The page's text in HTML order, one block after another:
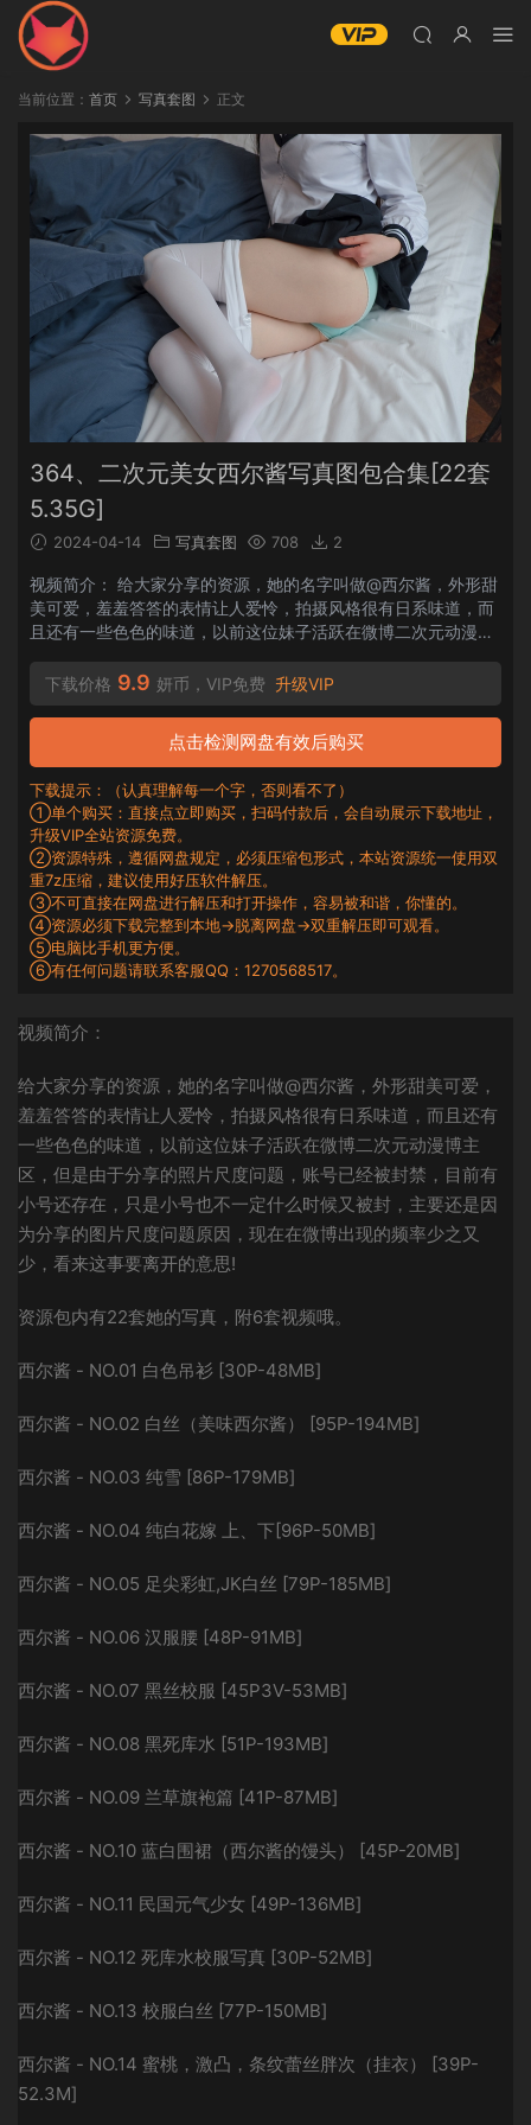
当前位置： 首页 写真套图 正文
364、二次元美女西尔酱写真图包合集[22套
5.35G]
2024-04-14 写真套图 708 2
视频简介： 给大家分享的资源，她的名字叫做@西尔酱，外形甜
美可爱，羞羞答答的表情让人爱怜，拍摄风格很有日系味道，而
且还有一些色色的味道，以前这位妹子活跃在微博二次元动漫博
小号还存在，只是小号...
下载价格 9.9 妍币，VIP免费 升级VIP
点击检测网盘有效后购买
下载提示：（认真理解每一个字，否则看不了）
①单个购买：直接点立即购买，扫码付款后，会自动展示下载地址，
升级VIP全站资源免费。
②资源特殊，遵循网盘规定，必须压缩包形式，本站资源统一使用双
重7z压缩，建议使用好压软件解压。
③不可直接在网盘进行解压和打开操作，容易被和谐，你懂的。
④资源必须下载完整到本地→脱离网盘→双重解压即可观看。
⑤电脑比手机更方便。
⑥有任何问题请联系客服QQ：1270568517。
视频简介：
给大家分享的资源，她的名字叫做@西尔酱，外形甜美可爱，
羞羞答答的表情让人爱怜，拍摄风格很有日系味道，而且还有
一些色色的味道，以前这位妹子活跃在微博二次元动漫博主
区，但是由于分享的照片尺度问题，账号已经被封禁，目前有
小号还存在，只是小号也不一定什么时候又被封，主要还是因
为分享的图片尺度问题原因，现在在微博出现的频率少之又
少，看来这事要离开的意思!
资源包内有22套她的写真，附6套视频哦。
西尔酱 - NO.01 白色吊衫 [30P-48MB]
西尔酱 - NO.02 白丝（美味西尔酱） [95P-194MB]
西尔酱 - NO.03 纯雪 [86P-179MB]
西尔酱 - NO.04 纯白花嫁 上、下[96P-50MB]
西尔酱 - NO.05 足尖彩虹,JK白丝 [79P-185MB]
西尔酱 - NO.06 汉服腰 [48P-91MB]
西尔酱 - NO.07 黑丝校服 [45P3V-53MB]
西尔酱 - NO.08 黑死库水 [51P-193MB]
西尔酱 - NO.09 兰草旗袍篇 [41P-87MB]
西尔酱 - NO.10 蓝白围裙（西尔酱的馒头） [45P-20MB]
西尔酱 - NO.11 民国元气少女 [49P-136MB]
西尔酱 - NO.12 死库水校服写真 [30P-52MB]
西尔酱 - NO.13 校服白丝 [77P-150MB]
西尔酱 - NO.14 蜜桃，激凸，条纹蕾丝胖次（挂衣） [39P-
52.3M]